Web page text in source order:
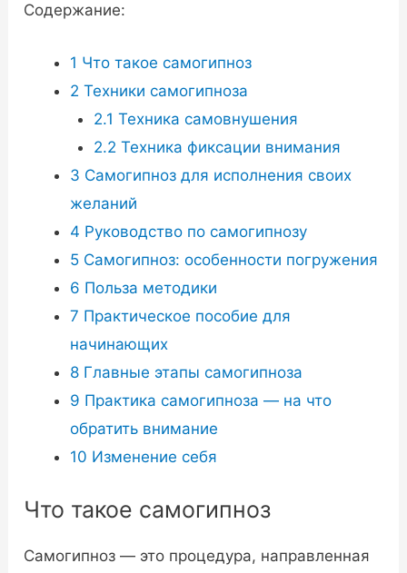
Содержание:
1 Что такое самогипноз
2 Техники самогипноза
2.1 Техника самовнушения
2.2 Техника фиксации внимания
3 Самогипноз для исполнения своих
желаний
4 Руководство по самогипнозу
5 Самогипноз: особенности погружения
6 Польза методики
7 Практическое пособие для
начинающих
8 Главные этапы самогипноза
9 Практика самогипноза — на что
обратить внимание
10 Изменение себя
Что такое самогипноз
Самогипноз — это процедура, направленная